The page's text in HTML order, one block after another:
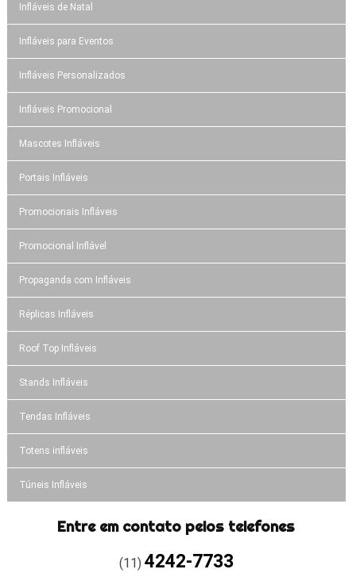
Infláveis de Natal
Infláveis para Eventos
Infláveis Personalizados
Infláveis Promocional
Mascotes Infláveis
Portais Infláveis
Promocionais Infláveis
Promocional Inflável
Propaganda com Infláveis
Réplicas Infláveis
Roof Top Infláveis
Stands Infláveis
Tendas Infláveis
Totens infláveis
Túneis Infláveis
Entre em contato pelos telefones
(11) 4242-7733